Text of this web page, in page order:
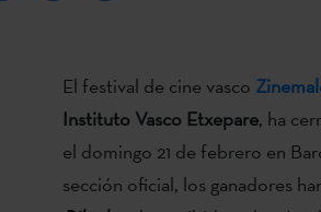
El festival de cine vasco
Instituto Vasco Etxepare, ha
el domingo 21 de febrero en
sección oficial, los ganadores